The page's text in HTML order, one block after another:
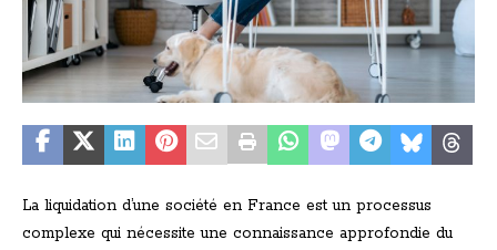
La liquidation d’une société en France est un processus
complexe qui nécessite une connaissance approfondie du